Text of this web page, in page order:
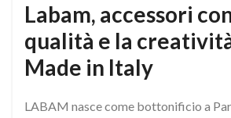
Labam, accessori
qualità e la
Made in Italy
LABAM nasce come bottonificio a